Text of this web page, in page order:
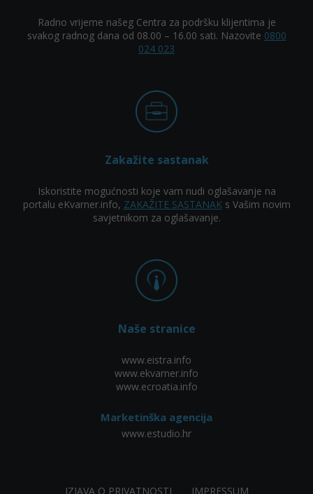
Radno vrijeme našeg Centra za podršku klijentima je
svakog radnog dana od 08.00 – 16.00 sati. Nazovite 0800
024 023
Zakažite sastanak
Iskoristite mogućnosti koje vam nudi oglašavanje na
portalu eKvarner.info, ZAKAŽITE SASTANAKs Vašim novim
savjetnikom za oglašavanje.
Naše stranice
www.eistra.info
www.ekvarner.info
www.ecroatia.info
Marketinška agencija
www.estudio.hr
IZJAVA O PRIVATNOSTI IMPRESSUM